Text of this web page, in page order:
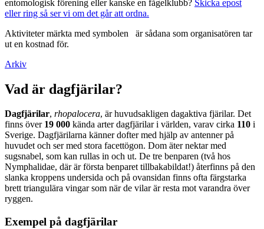
entomologisk förening eller kanske en fågelklubb? Skicka epost
eller ring så ser vi om det går att ordna.
Aktiviteter märkta med symbolen
är sådana som organisatören tar
ut en kostnad för.
Arkiv
Vad är dagfjärilar?
Dagfjärilar, rhopalocera, är huvudsakligen dagaktiva fjärilar. Det
finns över 19 000 kända arter dagfjärilar i världen, varav cirka 110 i
Sverige. Dagfjärilarna känner dofter med hjälp av antenner på
huvudet och ser med stora facettögon. Dom äter nektar med
sugsnabel, som kan rullas in och ut. De tre benparen (två hos
Nymphalidae, där är första benparet tillbakabildat!) återfinns på den
slanka kroppens undersida och på ovansidan finns ofta färgstarka
brett triangulära vingar som när de vilar är resta mot varandra över
ryggen.
Exempel på dagfjärilar